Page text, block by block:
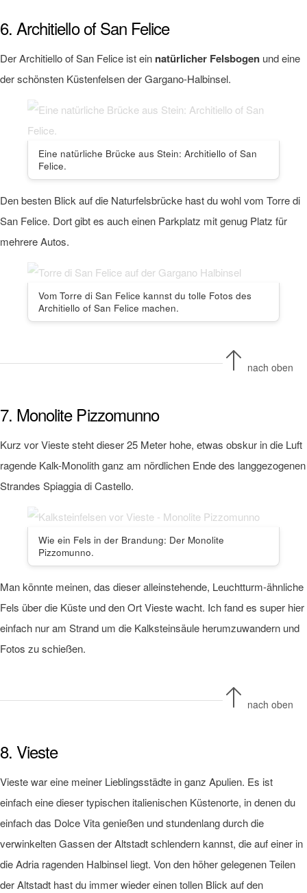
6. Architiello of San Felice
Der Architiello of San Felice ist ein natürlicher Felsbogen und eine
der schönsten Küstenfelsen der Gargano-Halbinsel.
Eine natürliche Brücke aus Stein: Architiello of San
Felice.
Den besten Blick auf die Naturfelsbrücke hast du wohl vom Torre di
San Felice. Dort gibt es auch einen Parkplatz mit genug Platz für
mehrere Autos.
Vom Torre di San Felice kannst du tolle Fotos des
Architiello of San Felice machen.
nach oben
7. Monolite Pizzomunno
Kurz vor Vieste steht dieser 25 Meter hohe, etwas obskur in die Luft
ragende Kalk-Monolith ganz am nördlichen Ende des langgezogenen
Strandes Spiaggia di Castello.
Wie ein Fels in der Brandung: Der Monolite
Pizzomunno.
Man könnte meinen, das dieser alleinstehende, Leuchtturm-ähnliche
Fels über die Küste und den Ort Vieste wacht. Ich fand es super hier
einfach nur am Strand um die Kalksteinsäule herumzuwandern und
Fotos zu schießen.
nach oben
8. Vieste
Vieste war eine meiner Lieblingsstädte in ganz Apulien. Es ist
einfach eine dieser typischen italienischen Küstenorte, in denen du
einfach das Dolce Vita genießen und stundenlang durch die
verwinkelten Gassen der Altstadt schlendern kannst, die auf einer in
die Adria ragenden Halbinsel liegt. Von den höher gelegenen Teilen
der Altstadt hast du immer wieder einen tollen Blick auf den